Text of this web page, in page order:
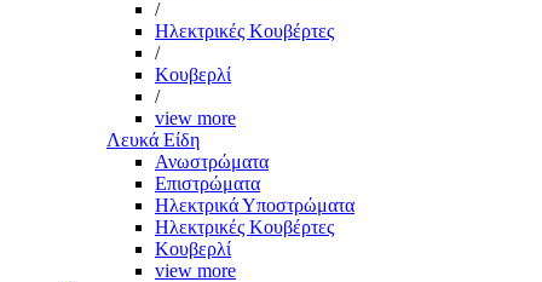
/
Ηλεκτρικές Κουβέρτες
/
Κουβερλί
/
view more
Λευκά Είδη
Ανωστρώματα
Επιστρώματα
Ηλεκτρικά Υποστρώματα
Ηλεκτρικές Κουβέρτες
Κουβερλί
view more